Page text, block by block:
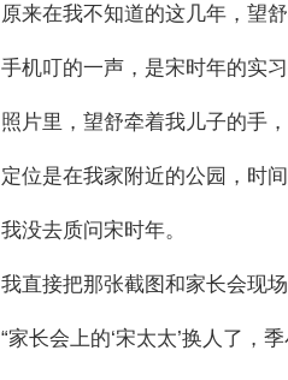
原来在我不知道的这几年，望
手机叮的一声，是宋时年的实
照片里，望舒牵着我儿子的手
定位是在我家附近的公园，时
我没去质问宋时年。
我直接把那张截图和家长会现
“家长会上的‘宋太太’换人了，